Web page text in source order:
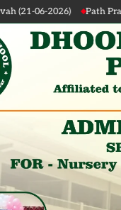
Path Pravah (20-06-2026)